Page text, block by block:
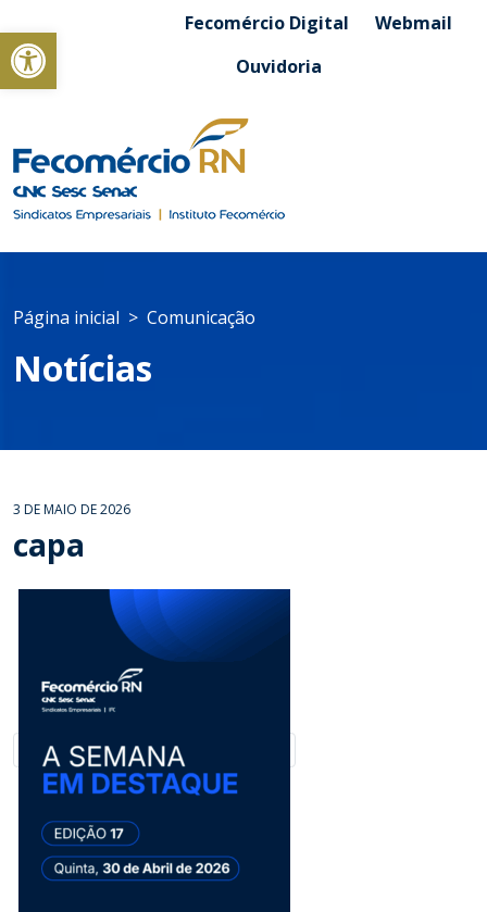
Abrir a barra de ferramentasFecomércio Digital
Webmail
Ouvidoria
Página inicial Comunicação
Notícias
3 DE MAIO DE 2026
capa